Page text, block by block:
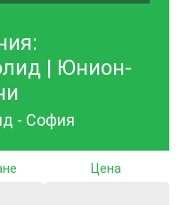
| Юнион-
- София
Цена